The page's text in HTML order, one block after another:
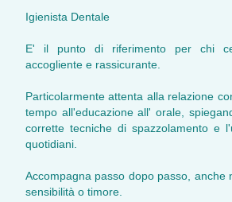
Igienista Dentale
E' il punto di riferimento per chi
accogliente e rassicurante.
Particolarmente attenta alla relazione
tempo all'educazione all' orale,
corrette tecniche di spazzolamento e
quotidiani.
Accompagna passo dopo passo, anche
sensibilità o timore.